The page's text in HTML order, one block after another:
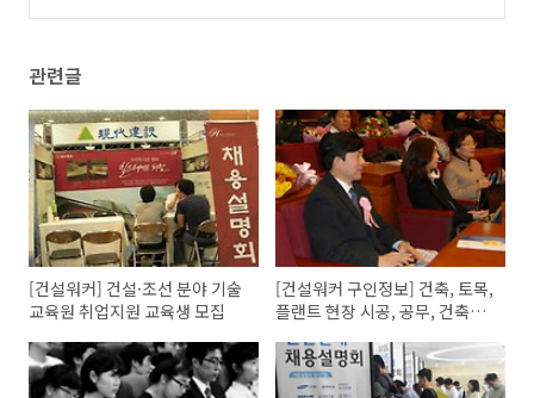
관련글
[건설워커] 건설·조선 분야 기술
교육원 취업지원 교육생 모집
[건설워커 구인정보] 건축, 토목,
플랜트 현장 시공, 공무, 건축기